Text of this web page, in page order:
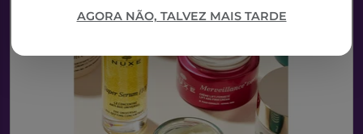
AGORA NÃO, TALVEZ MAIS TARDE